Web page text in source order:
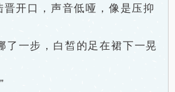
开口，声音低哑，像是压抑
一步，白皙的足在裙下一晃